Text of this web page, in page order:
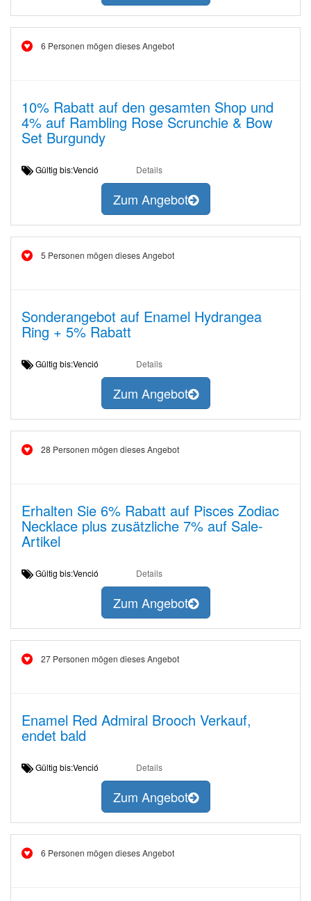
6 Personen mögen dieses Angebot
10% Rabatt auf den gesamten Shop und
4% auf Rambling Rose Scrunchie & Bow
Set Burgundy
Gültig bis:Venció Details
Zum Angebot
5 Personen mögen dieses Angebot
Sonderangebot auf Enamel Hydrangea
Ring + 5% Rabatt
Gültig bis:Venció Details
Zum Angebot
28 Personen mögen dieses Angebot
Erhalten Sie 6% Rabatt auf Pisces Zodiac
Necklace plus zusätzliche 7% auf Sale-
Artikel
Gültig bis:Venció Details
Zum Angebot
27 Personen mögen dieses Angebot
Enamel Red Admiral Brooch Verkauf,
endet bald
Gültig bis:Venció Details
Zum Angebot
6 Personen mögen dieses Angebot